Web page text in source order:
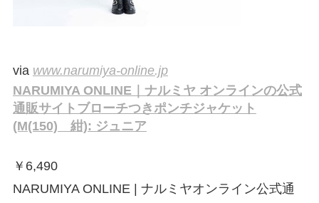
via www.narumiya-online.jp
NARUMIYA ONLINE｜ナルミヤ オンラインの公式
通販サイトブローチつきポンチジャケット
(M(150) 紺): ジュニア
￥ 6,490
NARUMIYA ONLINE | ナルミヤオンライン公式通